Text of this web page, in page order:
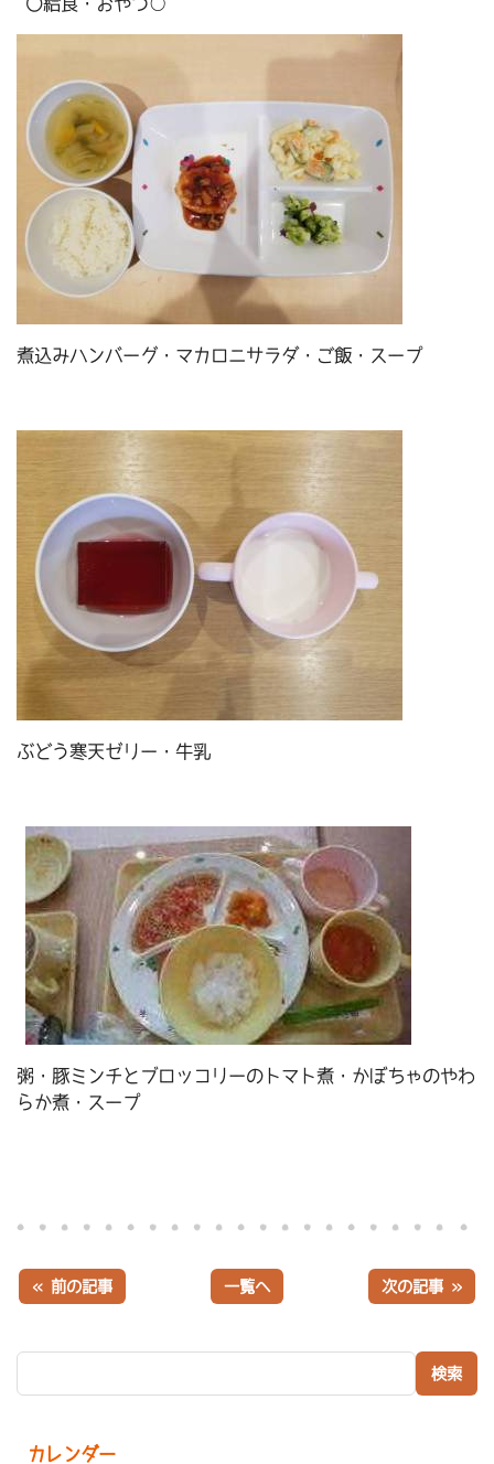
カレンダー
煮込みハンバーグ・マカロニサラダ・ご飯・スープ
ぶどう寒天ゼリー・牛乳
粥・豚ミンチとブロッコリーのトマト煮・かぼちゃのやわ
らか煮・スープ
« 前の記事 一覧へ 次の記事 »